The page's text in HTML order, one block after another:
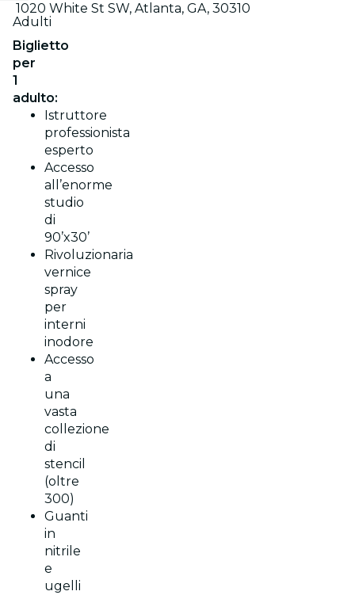
Adulti
Biglietto
per
1
adulto:
Istruttore
professionista
esperto
Accesso
all’enorme
studio
di
90’x30’
Rivoluzionaria
vernice
spray
per
interni
inodore
Accesso
a
una
vasta
collezione
di
stencil
(oltre
300)
Guanti
in
nitrile
e
ugelli
1020 White St SW, Atlanta, GA, 30310